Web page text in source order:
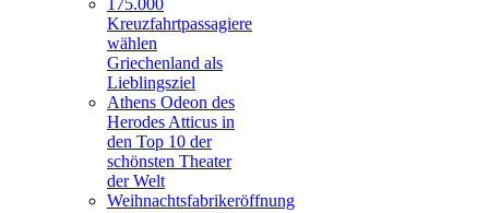
175.000
Kreuzfahrtpassagiere
wählen
Griechenland als
Lieblingsziel
Athens Odeon des
Herodes Atticus in
den Top 10 der
schönsten Theater
der Welt
Weihnachtsfabrikeröffnung